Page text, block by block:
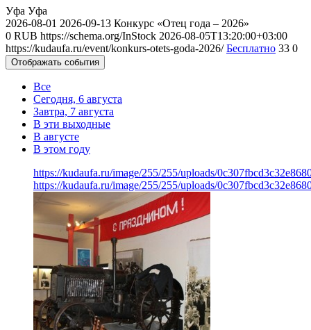
Уфа Уфа
2026-08-01 2026-09-13 Конкурс «Отец года – 2026»
0 RUB https://schema.org/InStock 2026-08-05T13:20:00+03:00
https://kudaufa.ru/event/konkurs-otets-goda-2026/ Бесплатно 33 0
Отображать события
Все
Сегодня, 6 августа
Завтра, 7 августа
В эти выходные
В августе
В этом году
https://kudaufa.ru/image/255/255/uploads/
https://kudaufa.ru/image/255/255/uploads/